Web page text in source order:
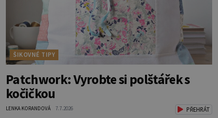
ŠIKOVNÉ TIPY
Patchwork: Vyrobte si polštářek s
kočičkou
LENKA KORANDOVÁ 7.7.2026 PŘEHRÁT